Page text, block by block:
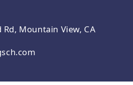
Mountain View, CA